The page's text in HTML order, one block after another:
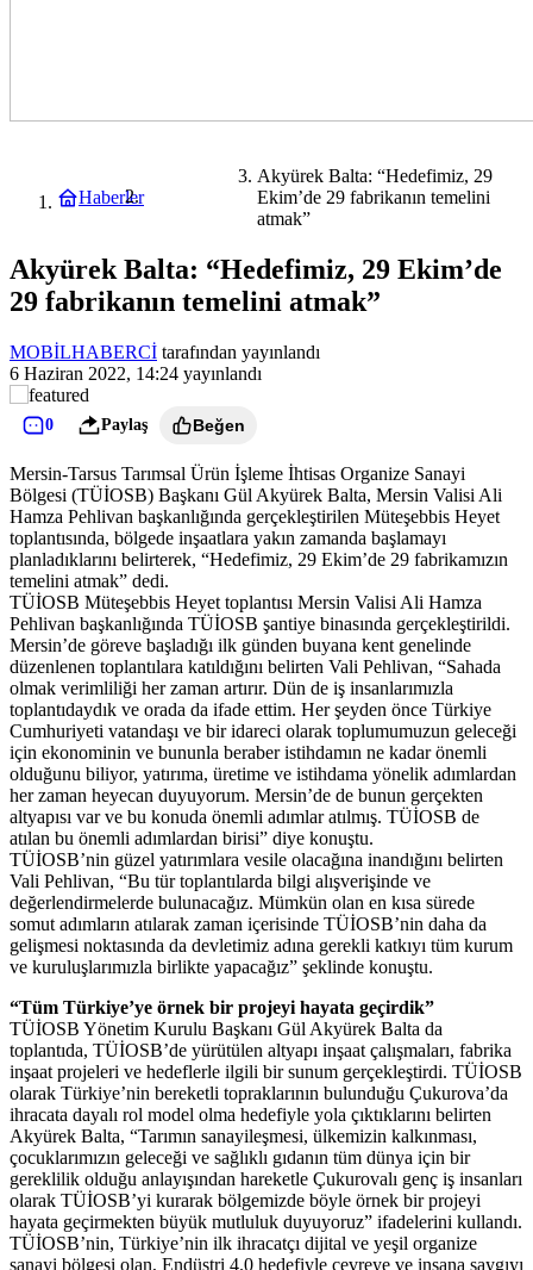
Haberler
Akyürek Balta: “Hedefimiz, 29
Ekim’de 29 fabrikanın temelini
atmak”
Akyürek Balta: “Hedefimiz, 29 Ekim’de
29 fabrikanın temelini atmak”
MOBİLHABERCİ tarafından yayınlandı
6 Haziran 2022, 14:24 yayınlandı
0 Paylaş Beğen
Mersin-Tarsus Tarımsal Ürün İşleme İhtisas Organize Sanayi
Bölgesi (TÜİOSB) Başkanı Gül Akyürek Balta, Mersin Valisi Ali
Hamza Pehlivan başkanlığında gerçekleştirilen Müteşebbis Heyet
toplantısında, bölgede inşaatlara yakın zamanda başlamayı
planladıklarını belirterek, “Hedefimiz, 29 Ekim’de 29 fabrikamızın
temelini atmak” dedi.
TÜİOSB Müteşebbis Heyet toplantısı Mersin Valisi Ali Hamza
Pehlivan başkanlığında TÜİOSB şantiye binasında gerçekleştirildi.
Mersin’de göreve başladığı ilk günden buyana kent genelinde
düzenlenen toplantılara katıldığını belirten Vali Pehlivan, “Sahada
olmak verimliliği her zaman artırır. Dün de iş insanlarımızla
toplantıdaydık ve orada da ifade ettim. Her şeyden önce Türkiye
Cumhuriyeti vatandaşı ve bir idareci olarak toplumumuzun geleceği
için ekonominin ve bununla beraber istihdamın ne kadar önemli
olduğunu biliyor, yatırıma, üretime ve istihdama yönelik adımlardan
her zaman heyecan duyuyorum. Mersin’de de bunun gerçekten
altyapısı var ve bu konuda önemli adımlar atılmış. TÜİOSB de
atılan bu önemli adımlardan birisi” diye konuştu.
TÜİOSB’nin güzel yatırımlara vesile olacağına inandığını belirten
Vali Pehlivan, “Bu tür toplantılarda bilgi alışverişinde ve
değerlendirmelerde bulunacağız. Mümkün olan en kısa sürede
somut adımların atılarak zaman içerisinde TÜİOSB’nin daha da
gelişmesi noktasında da devletimiz adına gerekli katkıyı tüm kurum
ve kuruluşlarımızla birlikte yapacağız” şeklinde konuştu.
“Tüm Türkiye’ye örnek bir projeyi hayata geçirdik”
TÜİOSB Yönetim Kurulu Başkanı Gül Akyürek Balta da
toplantıda, TÜİOSB’de yürütülen altyapı inşaat çalışmaları, fabrika
inşaat projeleri ve hedeflerle ilgili bir sunum gerçekleştirdi. TÜİOSB
olarak Türkiye’nin bereketli topraklarının bulunduğu Çukurova’da
ihracata dayalı rol model olma hedefiyle yola çıktıklarını belirten
Akyürek Balta, “Tarımın sanayileşmesi, ülkemizin kalkınması,
çocuklarımızın geleceği ve sağlıklı gıdanın tüm dünya için bir
gereklilik olduğu anlayışından hareketle Çukurovalı genç iş insanları
olarak TÜİOSB’yi kurarak bölgemizde böyle örnek bir projeyi
hayata geçirmekten büyük mutluluk duyuyoruz” ifadelerini kullandı.
TÜİOSB’nin, Türkiye’nin ilk ihracatçı dijital ve yeşil organize
sanayi bölgesi olan, Endüstri 4.0 hedefiyle çevreye ve insana saygıyı